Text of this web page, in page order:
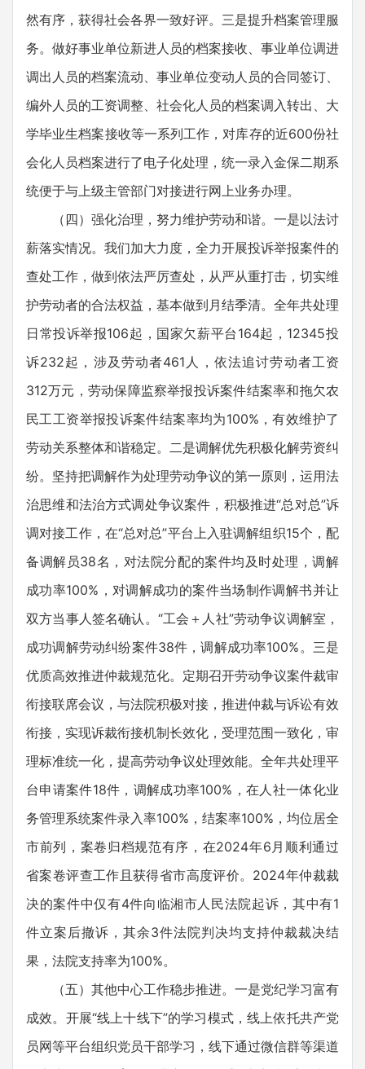
然有序，获得社会各界一致好评。三是提升档案管理服
务。做好事业单位新进人员的档案接收、事业单位调进
调出人员的档案流动、事业单位变动人员的合同签订、
编外人员的工资调整、社会化人员的档案调入转出、大
学毕业生档案接收等一系列工作，对库存的近600份社
会化人员档案进行了电子化处理，统一录入金保二期系
统便于与上级主管部门对接进行网上业务办理。
（四）强化治理，努力维护劳动和谐。一是以法讨
薪落实情况。我们加大力度，全力开展投诉举报案件的
查处工作，做到依法严厉查处，从严从重打击，切实维
护劳动者的合法权益，基本做到月结季清。全年共处理
日常投诉举报106起，国家欠薪平台164起，12345投
诉232起，涉及劳动者461人，依法追讨劳动者工资
312万元，劳动保障监察举报投诉案件结案率和拖欠农
民工工资举报投诉案件结案率均为100%，有效维护了
劳动关系整体和谐稳定。二是调解优先积极化解劳资纠
纷。坚持把调解作为处理劳动争议的第一原则，运用法
治思维和法治方式调处争议案件，积极推进“总对总”诉
调对接工作，在“总对总”平台上入驻调解组织15个，配
备调解员38名，对法院分配的案件均及时处理，调解
成功率100%，对调解成功的案件当场制作调解书并让
双方当事人签名确认。“工会＋人社”劳动争议调解室，
成功调解劳动纠纷案件38件，调解成功率100%。三是
优质高效推进仲裁规范化。定期召开劳动争议案件裁审
衔接联席会议，与法院积极对接，推进仲裁与诉讼有效
衔接，实现诉裁衔接机制长效化，受理范围一致化，审
理标准统一化，提高劳动争议处理效能。全年共处理平
台申请案件18件，调解成功率100%，在人社一体化业
务管理系统案件录入率100%，结案率100%，均位居全
市前列，案卷归档规范有序，在2024年6月顺利通过
省案卷评查工作且获得省市高度评价。2024年仲裁裁
决的案件中仅有4件向临湘市人民法院起诉，其中有1
件立案后撤诉，其余3件法院判决均支持仲裁裁决结
果，法院支持率为100%。
（五）其他中心工作稳步推进。一是党纪学习富有
成效。开展“线上十线下”的学习模式，线上依托共产党
员网等平台组织党员干部学习，线下通过微信群等渠道